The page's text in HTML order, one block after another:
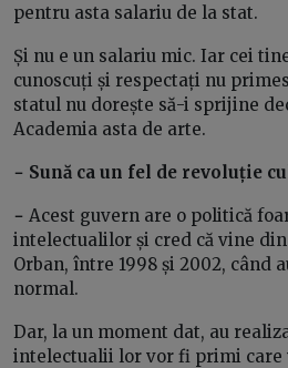
pentru asta salariu de la stat.
Și nu e un salariu mic. Iar cei
cunoscuți și respectați nu
statul nu dorește să-i sprijine
Academia asta de arte.
− Sună ca un fel de revoluție
− Acest guvern are o politică
intelectualilor și cred că vine
Orban, între 1998 și 2002, când
normal.
Dar, la un moment dat, au
intelectualii lor vor fi primi care